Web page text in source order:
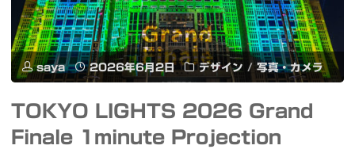
フ
リ
ラ
#REGE
#
リ
ア
ン・
ア
ン
ト
パ
ク
saya 2026年6月2日 デザイン / 写真・カメラ
TOKYO LIGHTS 2026 Grand
Finale 1minute Projection